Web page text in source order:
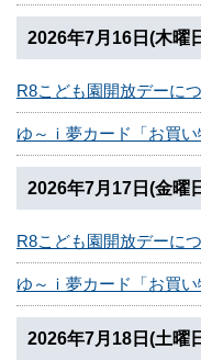
2026年7月16日(木曜
R8こども園開放デーに
ゆ～ｉ夢カード「お買
2026年7月17日(金曜
R8こども園開放デーに
ゆ～ｉ夢カード「お買
2026年7月18日(土曜